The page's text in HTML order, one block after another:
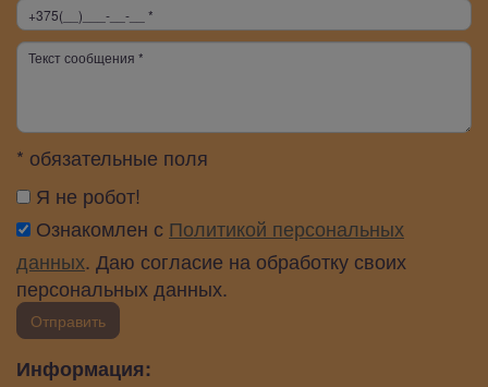
* обязательные поля
Я не робот!
Ознакомлен с Политикой персональных
данных. Даю согласие на обработку своих
персональных данных.
Отправить
Информация: